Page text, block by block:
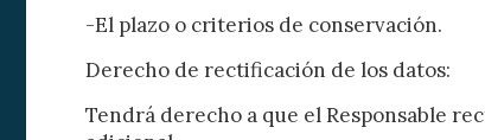
-El plazo o criterios de conservación.
Derecho de rectificación de los datos:
Tendrá derecho a que el Responsable